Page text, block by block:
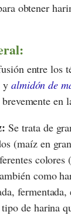
obtener
entre los
y almidón de
en
Se trata de
(maíz en
colores
como
de harina